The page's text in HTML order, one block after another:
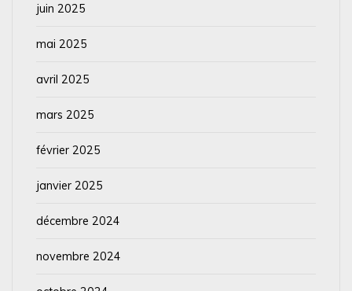
juin 2025
mai 2025
avril 2025
mars 2025
février 2025
janvier 2025
décembre 2024
novembre 2024